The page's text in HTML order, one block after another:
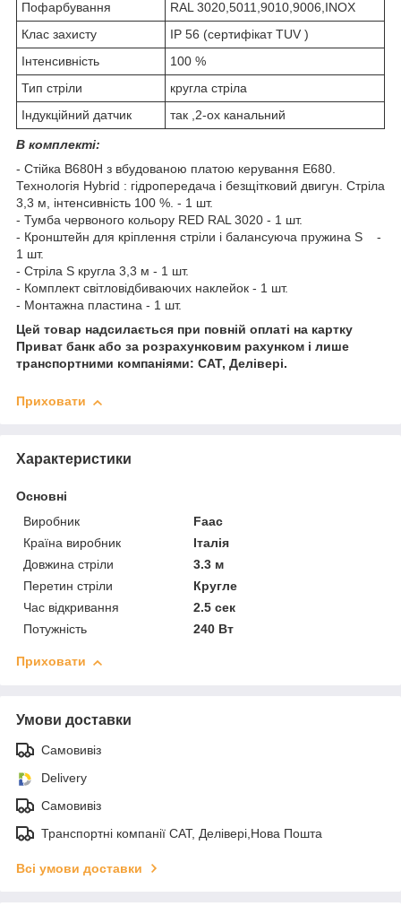
Пофарбування
RAL 3020,5011,9010,9006,INOX
Клас захисту
ІР 56 (сертифікат TUV )
Інтенсивність
100 %
Тип стріли
кругла стріла
Індукційний датчик
так ,2-ох канальний
В комплекті:
- Стійка B680H з вбудованою платою керування E680.
Технологія Hybrid : гідропередача і безщітковий двигун. Стріла
3,3 м, інтенсивність 100 %. - 1 шт.
- Тумба червоного кольору RED RAL 3020 - 1 шт.
- Кронштейн для кріплення стріли і балансуюча пружина S -
1 шт.
- Стріла S кругла 3,3 м - 1 шт.
- Комплект світловідбиваючих наклейок - 1 шт.
- Монтажна пластина - 1 шт.
Цей товар надсилається при повній оплаті на картку
Приват банк або за розрахунковим рахунком і лише
транспортними компаніями: САТ, Делівері.
Приховати
Характеристики
Основні
Виробник
Faac
Країна виробник
Італія
Довжина стріли
3.3 м
Перетин стріли
Кругле
Час відкривання
2.5 сек
Потужність
240 Вт
Приховати
Умови доставки
Самовивіз
Delivery
Самовивіз
Транспортні компанії САТ, Делівері,Нова Пошта
Всі умови доставки